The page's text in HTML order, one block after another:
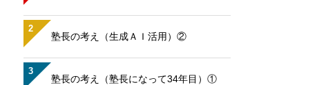
2
塾長の考え（生成ＡＩ活用）②
3
塾長の考え（塾長になって34年目）①